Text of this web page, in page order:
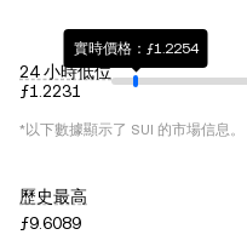
24 小時低位
ƒ1.2231
實時價格：ƒ1.2254
*以下數據顯示了 SUI 的市場信息。
歷史最高
ƒ9.6089